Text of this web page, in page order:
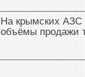
На крымских АЗС
объёмы продажи